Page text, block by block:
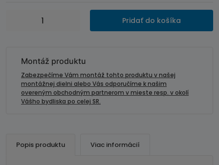
množstvo
2DIN
komplet
Pridať do košíka
Montáž produktu
Zabezpečíme Vám montáž tohto produktu v našej
montážnej dielni alebo Vás odporučíme k našim
overeným obchodným partnerom v mieste resp. v okolí
Vášho bydliska po celej SR.
Popis produktu Viac informácií